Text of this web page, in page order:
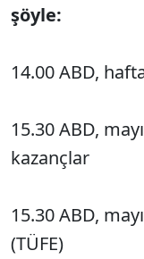
şöyle:
14.00 ABD,
15.30 ABD,
kazançlar
15.30 ABD,
(TÜFE)